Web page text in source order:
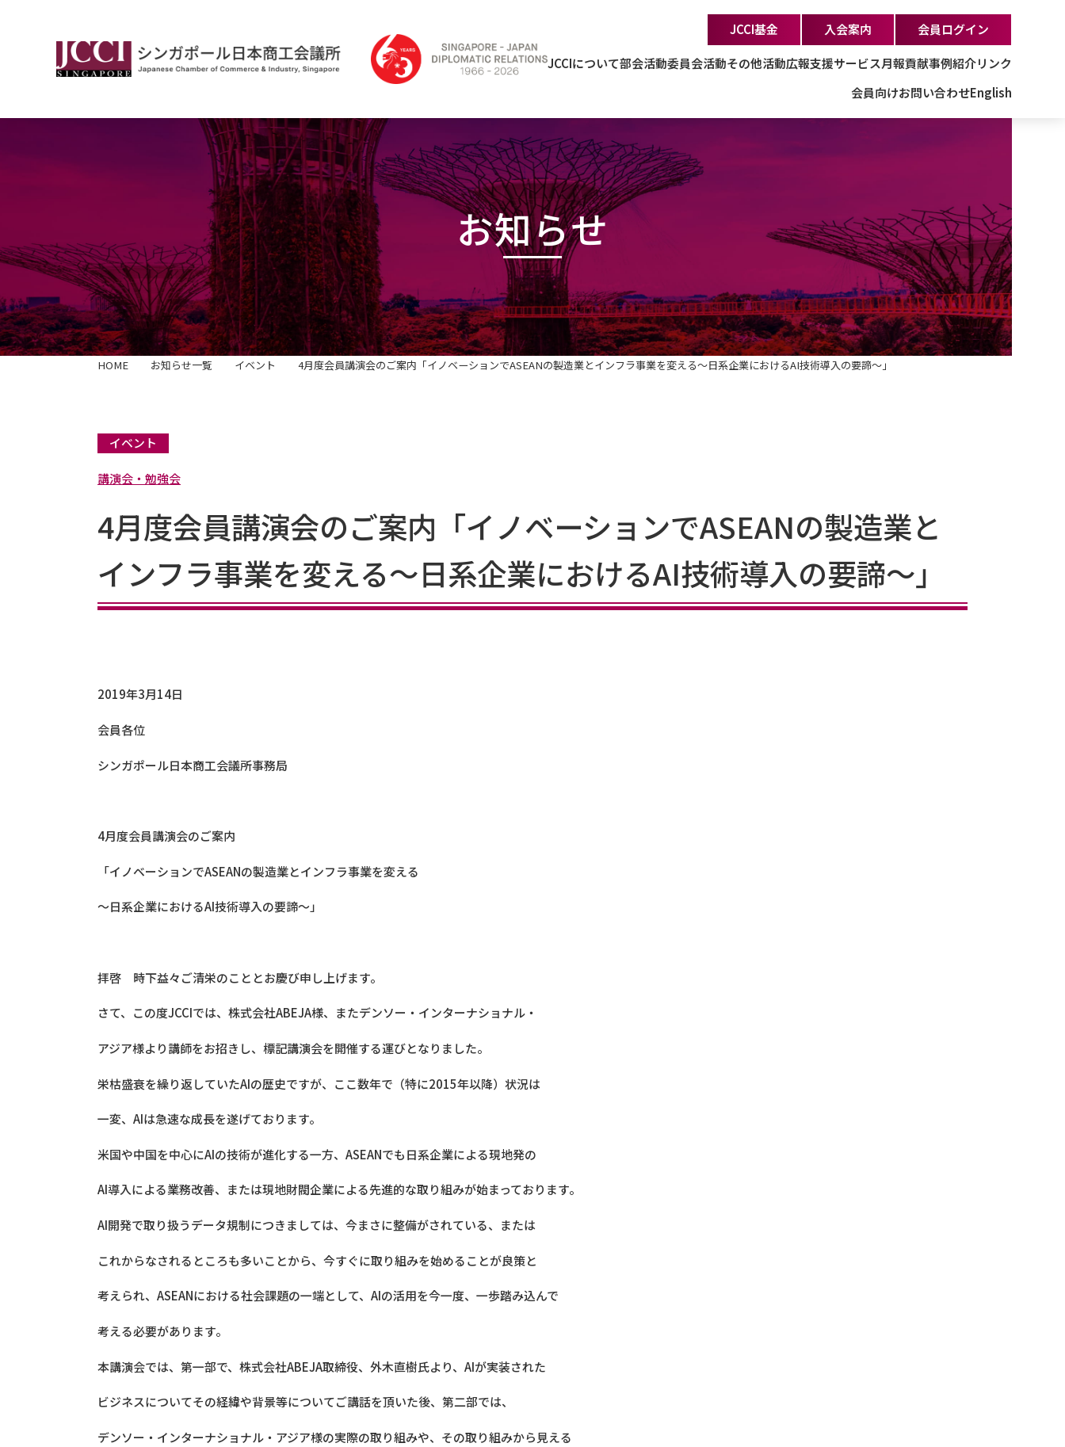
JCCI基金 入会案内 会員ログイン
JCCIについて部会活動委員会活動その他活動広報支援サービス月報貢献事例紹介リンク
会員向けお問い合わせEnglish
お知らせ
HOME お知らせ一覧 イベント 4月度会員講演会のご案内「イノベーションでASEANの製造業とインフラ事業を変える～日系企業におけるAI技術導入の要諦～」
イベント
講演会・勉強会
4月度会員講演会のご案内「イノベーションでASEANの製造業と
インフラ事業を変える～日系企業におけるAI技術導入の要諦～」
2019年3月14日
会員各位
シンガポール日本商工会議所事務局
4月度会員講演会のご案内
「イノベーションでASEANの製造業とインフラ事業を変える
～日系企業におけるAI技術導入の要諦～」
拝啓 時下益々ご清栄のこととお慶び申し上げます。
さて、この度JCCIでは、株式会社ABEJA様、またデンソー・インターナショナル・
アジア様より講師をお招きし、標記講演会を開催する運びとなりました。
栄枯盛衰を繰り返していたAIの歴史ですが、ここ数年で（特に2015年以降）状況は
一変、AIは急速な成長を遂げております。
米国や中国を中心にAIの技術が進化する一方、ASEANでも日系企業による現地発の
AI導入による業務改善、または現地財閥企業による先進的な取り組みが始まっております。
AI開発で取り扱うデータ規制につきましては、今まさに整備がされている、または
これからなされるところも多いことから、今すぐに取り組みを始めることが良策と
考えられ、ASEANにおける社会課題の一端として、AIの活用を今一度、一歩踏み込んで
考える必要があります。
本講演会では、第一部で、株式会社ABEJA取締役、外木直樹氏より、AIが実装された
ビジネスについてその経緯や背景等についてご講話を頂いた後、第二部では、
デンソー・インターナショナル・アジア様の実際の取り組みや、その取り組みから見える